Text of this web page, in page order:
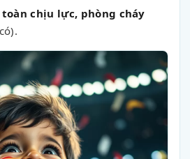
chịu lực, phòng cháy